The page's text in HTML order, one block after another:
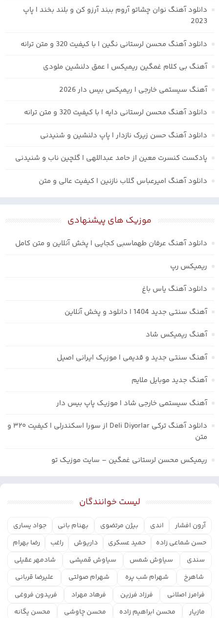
دانلود آهنگ نوان چشاتو آروم ببند آرزو کن و بلند بخند | پاپ
2023
دانلود آهنگ محسن لرستانی نگین | با کیفیت 320 و متن ترانه
آهنگ بی کلام غمگین ریمیکس | عمق دلنشین ملودی
آهنگ سیستمی خارجی | ریمیکس بیس دار 2026
دانلود آهنگ محسن لرستانی دایه | با کیفیت 320 و متن ترانه
دانلود آهنگ حسن زیرک نازدار | پاپ دلنشین و شنیدنی
پادکست کنسرت معین از حامد عبداللهی | گلچین ناب و شنیدنی
دانلود آهنگ امیرعباس گلاب نازنین | کیفیت عالی و متن
موزیک های پیشنهادی
دانلود آهنگ عرفان طهماسبی کجایی | پخش آنلاین و متن کامل
ریمیکس رپ
دانلود آهنگ یاس باغ
آهنگ سنتی جدید 1404 | دانلود و پخش آنلاین
آهنگ ریمیکس شاد
آهنگ سنتی جدید و قدیمی | موزیک ایرانی اصیل
آهنگ جدید موبایل ملایم
آهنگ سیستمی خارجی شاد | موزیک پاپ بیس دار
دانلود آهنگ ترکی Deli Diyorlar از سورا اسکندرلی | کیفیت ۳۲۰ و
متن
ریمیکس محسن لرستانی غمگین – سایت موزیک تو
لیست خوانندگان
آرون افشار اندی بیژن مرتضوی بهنام بانی
جواد یساری
حسن شماعی زاده
حمید عسکری داریوش راغب
رضا بهرام
سندی
سیاوش شمس سیاوش قمیشی
شادمهر عقیلی
شاهرخ
شهرام شب پره شهرام صولتی
علیرضا قربانی
فرامرز اصلانی
فرزاد فرزین فرهاد مهراد
فریدون فروغی
مازیار
محسن ابراهیم زاده محسن چاوشی محسن یگانه